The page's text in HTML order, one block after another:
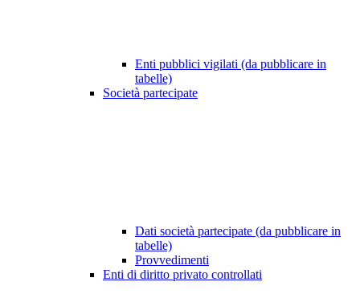
Enti pubblici vigilati (da pubblicare in
tabelle)
Società partecipate
Dati società partecipate (da pubblicare in
tabelle)
Provvedimenti
Enti di diritto privato controllati